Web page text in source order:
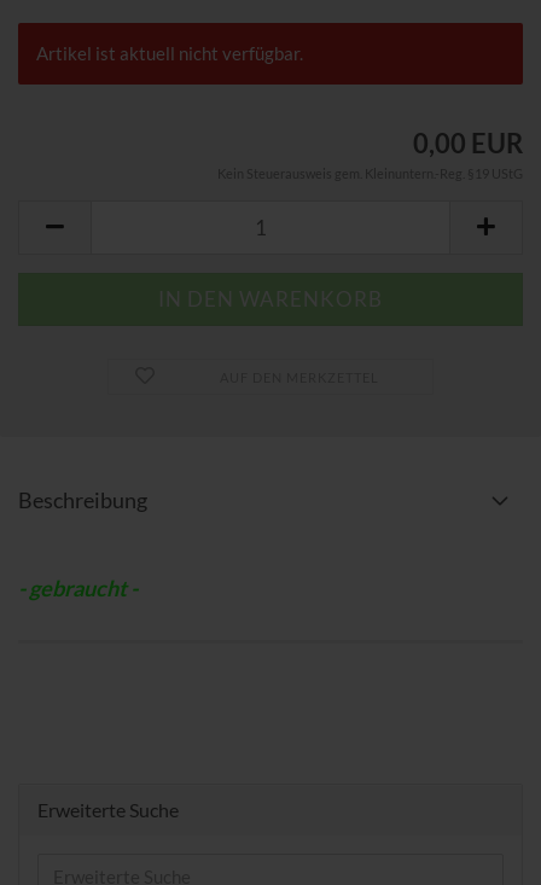
Artikel ist aktuell nicht verfügbar.
0,00 EUR
Beschreibung
- gebraucht -
Erweiterte Suche